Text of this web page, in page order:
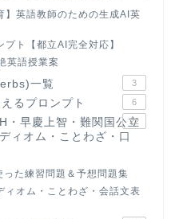
】英語教師のための生成AI英
ト【都立AI完全対応】
英語授業案
一覧 3
るプロンプト 6
・早慶上智・難関国公立
ィオム・ことわざ・口
22
た練習問題＆予想問題集
ィオム・ことわざ・会話文表